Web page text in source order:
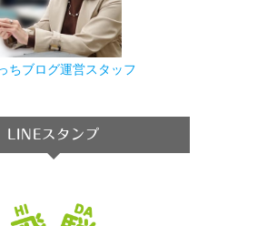
ちブログ運営スタッフ
LINEスタンプ